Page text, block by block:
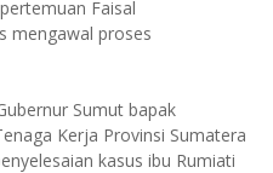
Faisal
mengawal proses
Sumut bapak
Kerja Provinsi Sumatera
kasus ibu Rumiati